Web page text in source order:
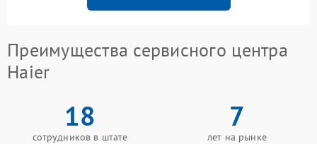
Преимущества сервисного центра
Haier
18
сотрудников в штате
7
лет на рынке